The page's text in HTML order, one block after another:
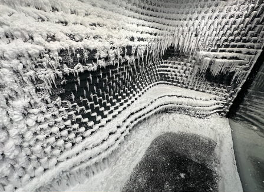
Exemples de projets